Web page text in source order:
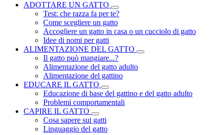
ADOTTARE UN GATTO
Test: che razza fa per te?
Come scegliere un gatto
Accogliere un gatto in casa o un cucciolo di gatto
Idee di nomi per gatti
ALIMENTAZIONE DEL GATTO
Il gatto può mangiare...?
Alimentazione del gatto adulto
Alimentazione del gattino
EDUCARE IL GATTO
Educazione di base del gattino e del gatto adulto
Problemi comportamentali
CAPIRE IL GATTO
Cosa sapere sui gatti
Linguaggio del gatto